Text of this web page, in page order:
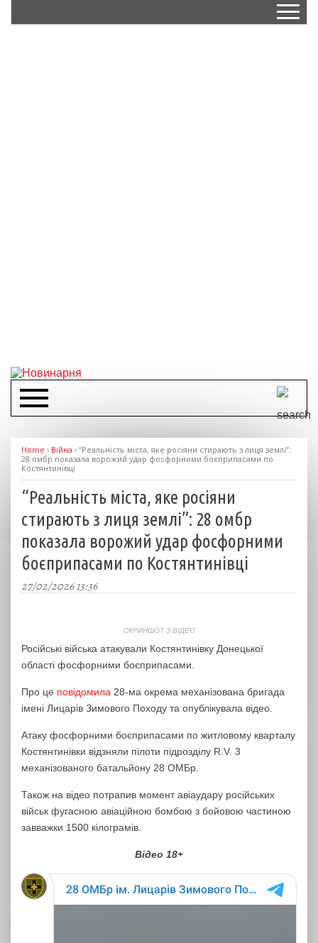
Home › Війна › “Реальність міста, яке росіяни стирають з лиця землі”:
28 омбр показала ворожий удар фосфорними боєприпасами по
Костянтинівці
“Реальність міста, яке росіяни
стирають з лиця землі”: 28 омбр
показала ворожий удар фосфорними
боєприпасами по Костянтинівці
27/02/2026 13:36
СКРИНШОТ З ВІДЕО
Російські війська атакували Костянтинівку Донецької
області фосфорними боєприпасами.
Про це повідомила 28-ма окрема механізована бригада
імені Лицарів Зимового Походу та опублікувала відео.
Атаку фосфорними боєприпасами по житловому кварталу
Костянтинівки відзняли пілоти підрозділу R.V. 3
механізованого батальйону 28 ОМБр.
Також на відео потрапив момент авіаудару російських
військ фугасною авіаційною бомбою з бойовою частиною
завважки 1500 кілограмів.
Відео 18+